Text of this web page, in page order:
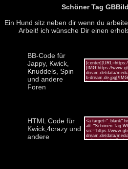
Schöner Tag GBBild
Ein Hund sitz neben dir wenn du
Arbeit! ich wünsche Dir einen
BB-Code für
Jappy, Kwick,
Knuddels, Spin
und andere
Foren
HTML Code für
Kwick,4crazy und
andere